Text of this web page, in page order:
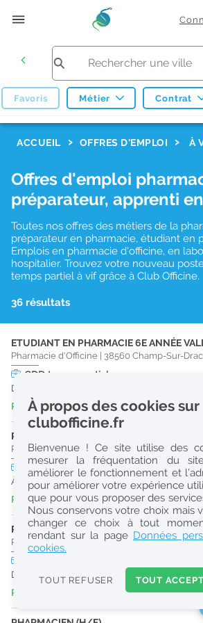
Favoris Métier Contrat
Réinitialiser
2
0
k
Consulter les offres de la France
ACCUEIL OFFRES D'EMPLOI À
Offres d'emploi
préparateur, apprenti
Toutes nos offres des métiers de la
préparateur en pharmacie, étudiant en
Emplois en pharmacie d'officine, en
hospitalier. Trouvez votre nouveau
temps partiel à vif grâce à Club Officine.
36 résultats
ETUDIANT EN PHARMACIE 6E ANNÉE
Pharmacie d'Officine 38560 Champ-Sur-Drac
CDD temps partiel
Du 01/09/26 au 01/01/27
Publiée il y a 3 jour(s)
PHARMACIEN (H/F)
Pharmacie d'Officine|38560 Champ-Sur-Drac
temps partiel
À partir du 30/09/26
Publiée il y a 4 jour(s)
PHARMACIEN (H/F)
Pharmacie d'Officine 38250 Villard-De-Lans
Du 20/11/26 au 03/12/26
Publiée il y a 7 jour(s)
À propos des cookies sur
clubofficine.fr
Bienvenue ! Ce site utilise des
mesurer la fréquentation du
améliorer le fonctionnement et
pour améliorer votre expérience
que pour vous proposer des
Nous conservons votre choix mais
changer ce choix à tout
rendant sur la page Données
cookies.
TOUT REFUSER TOUT